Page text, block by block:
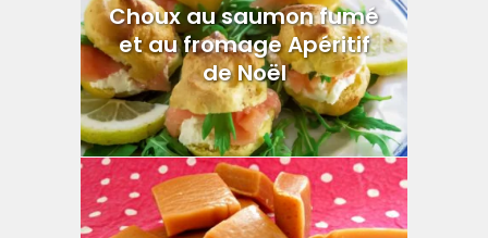
Choux au saumon fumé
et au fromage Apéritif
de Noël